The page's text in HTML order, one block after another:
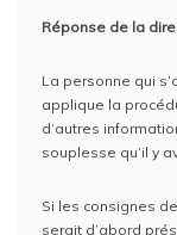
Réponse de la
La personne qui
applique la
d’autres
souplesse qu’il y
Si les consignes
serait d’abord